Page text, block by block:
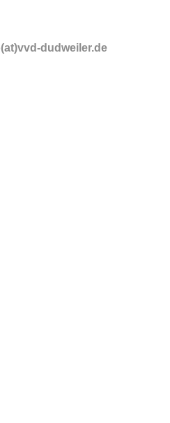
(at)vvd-dudweiler.de